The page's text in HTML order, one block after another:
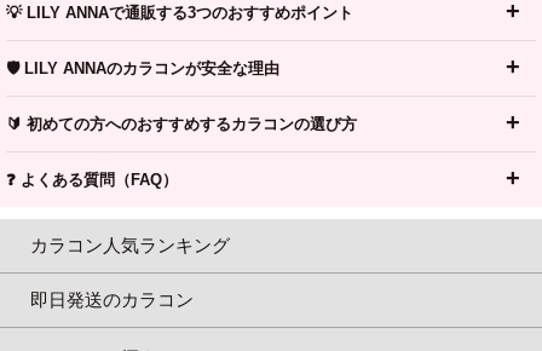
💡 LILY ANNAで通販する3つのおすすめポイント
🛡️ LILY ANNAのカラコンが安全な理由
🔰 初めての方へのおすすめするカラコンの選び方
❓ よくある質問（FAQ）
カラコン人気ランキング
即日発送のカラコン